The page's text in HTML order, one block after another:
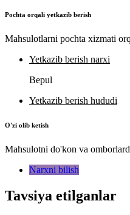
Pochta orqali yetkazib berish
Mahsulotlarni pochta xizmati
Yetkazib berish narxi
Bepul
Yetkazib berish hududi
O'zi olib ketish
Mahsulotni do'kon va
Narxni bilish
Tavsiya etilganlar